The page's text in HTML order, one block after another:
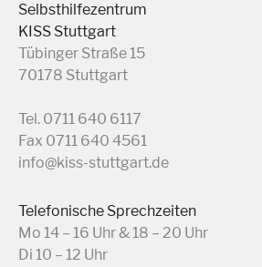
Selbsthilfezentrum
KISS Stuttgart
Tübinger Straße 15
70178 Stuttgart
Tel. 0711 640 6117
Fax 0711 640 4561
info@kiss-stuttgart.de
Telefonische Sprechzeiten
Mo 14 – 16 Uhr & 18 – 20 Uhr
Di 10 – 12 Uhr